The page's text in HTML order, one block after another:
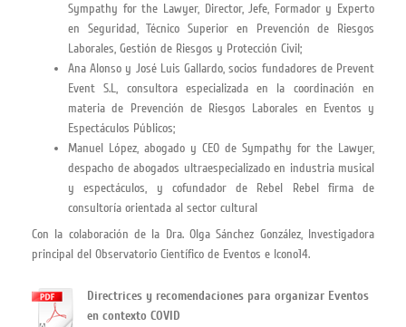
Sympathy for the Lawyer, Director, Jefe, Formador y Experto
en Seguridad, Técnico Superior en Prevención de Riesgos
Laborales, Gestión de Riesgos y Protección Civil;
Ana Alonso y José Luis Gallardo, socios fundadores de Prevent
Event S.L, consultora especializada en la coordinación en
materia de Prevención de Riesgos Laborales en Eventos y
Espectáculos Públicos;
Manuel López, abogado y CEO de Sympathy for the Lawyer,
despacho de abogados ultraespecializado en industria musical
y espectáculos, y cofundador de Rebel Rebel firma de
consultoría orientada al sector cultural
Con la colaboración de la Dra. Olga Sánchez González, Investigadora
principal del Observatorio Científico de Eventos e Icono14.
Directrices y recomendaciones para organizar Eventos
en contexto COVID